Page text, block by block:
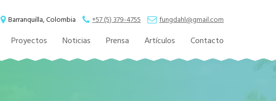
Barranquilla, Colombia +57 (5) 379-4755 fungdahl@gmail.com
Proyectos Noticias Prensa Artículos Contacto